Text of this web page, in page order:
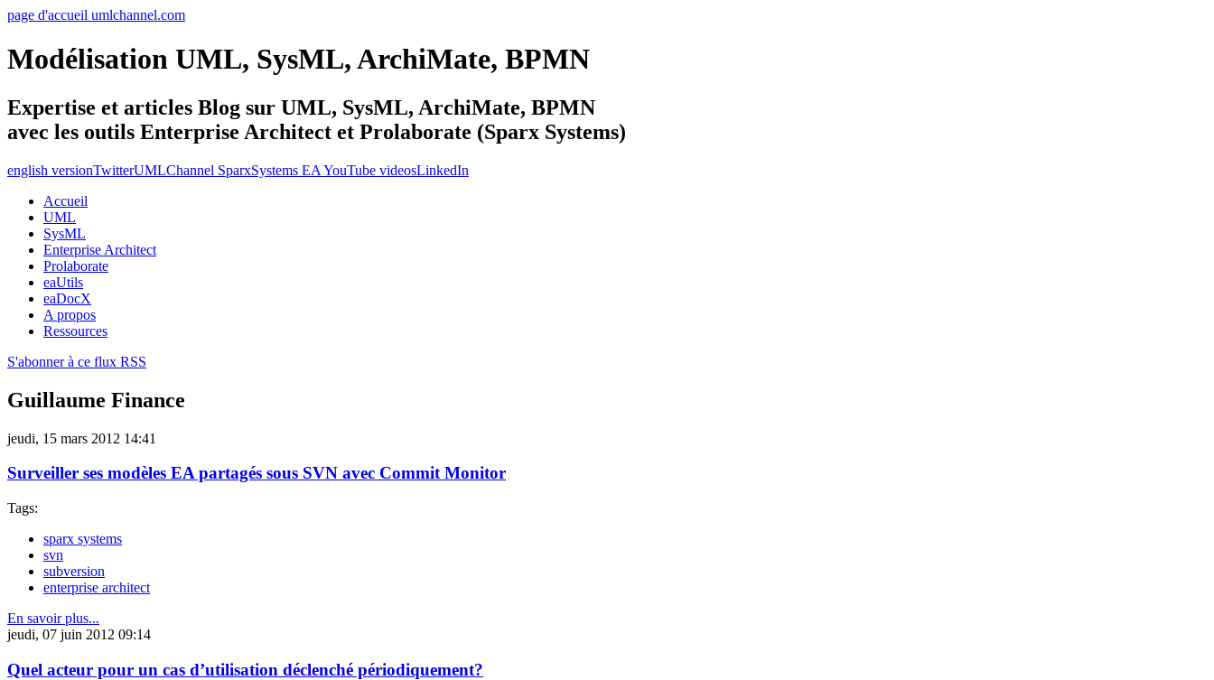
page d'accueil umlchannel.com
Modélisation UML, SysML, ArchiMate, BPMN
Expertise et articles Blog sur UML, SysML, ArchiMate, BPMN
avec les outils Enterprise Architect et Prolaborate (Sparx Systems)
english versionTwitterUMLChannel SparxSystems EA YouTube videosLinkedIn
Accueil
UML
SysML
Enterprise Architect
Prolaborate
eaUtils
eaDocX
A propos
Ressources
S'abonner à ce flux RSS
Guillaume Finance
jeudi, 15 mars 2012 14:41
Surveiller ses modèles EA partagés sous SVN avec Commit Monitor
Tags:
sparx systems
svn
subversion
enterprise architect
En savoir plus...
jeudi, 07 juin 2012 09:14
Quel acteur pour un cas d’utilisation déclenché périodiquement?